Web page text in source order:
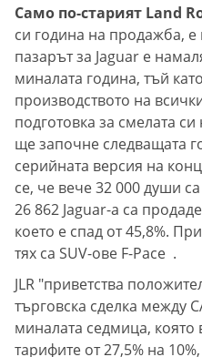
Само по-старият Land
си година на продажба,
пазарът за Jaguar е
миналата година, тъй
производството на
подготовка за смелата
ще започне следващата
серийната версия на
се, че вече 32 000 души
26 862 Jaguar-а са
което е спад от 45,8%.
тях са SUV-ове F-Pace .
JLR "приветства
търговска сделка между
миналата седмица,
тарифите от 27,5% на